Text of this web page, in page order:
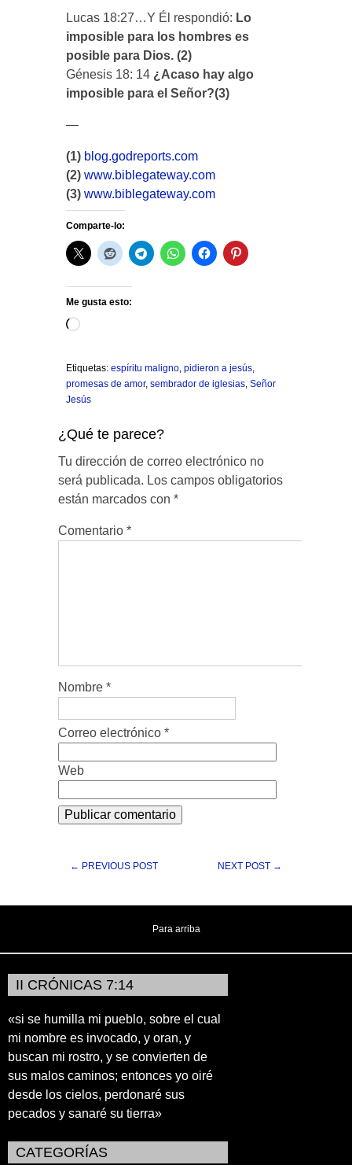
Lucas 18:27…Y Él respondió: Lo
imposible para los hombres es
posible para Dios. (2)
Génesis 18: 14 ¿Acaso hay algo
imposible para el Señor?(3)
—
(1) blog.godreports.com
(2) www.biblegateway.com
(3) www.biblegateway.com
Comparte-lo:
Me gusta esto:
Cargando...
Etiquetas: espíritu maligno, pidieron a jesús,
promesas de amor, sembrador de iglesias, Señor
Jesús
¿Qué te parece?
Tu dirección de correo electrónico no
será publicada. Los campos obligatorios
están marcados con *
Comentario *
Nombre *
Correo electrónico *
Web
← PREVIOUS POST NEXT POST →
Para arriba
II CRÓNICAS 7:14
«si se humilla mi pueblo, sobre el cual
mi nombre es invocado, y oran, y
buscan mi rostro, y se convierten de
sus malos caminos; entonces yo oiré
desde los cielos, perdonaré sus
pecados y sanaré su tierra»
CATEGORÍAS